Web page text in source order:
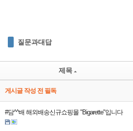
질문과대답
제목
게시글 작성 전 필독
#담^^배 해외배송신규쇼핑몰 "Bigarette"입니다